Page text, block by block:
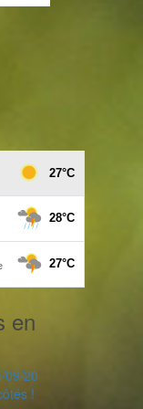
en
09/20
!